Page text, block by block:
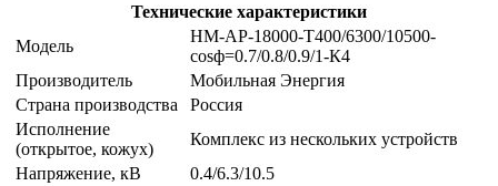
Технические характеристики
Модель
НМ-АР-18000-Т400/6300/10500-
cosф=0.7/0.8/0.9/1-К4
Производитель
Мобильная Энергия
Страна производства
Россия
Исполнение
(открытое, кожух)
Комплекс из нескольких устройств
Напряжение, кВ
0.4/6.3/10.5